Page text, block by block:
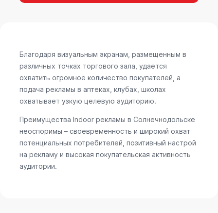
Indoor рекламы.
Благодаря визуальным экранам, размещенным в
различных точках торгового зала, удается
охватить огромное количество покупателей, а
подача рекламы в аптеках, клубах, школах
охватывает узкую целевую аудиторию.
Преимущества Indoor рекламы в Солнечнодольске
неоспоримы – своевременность и широкий охват
потенциальных потребителей, позитивный настрой
на рекламу и высокая покупательская активность
аудитории.